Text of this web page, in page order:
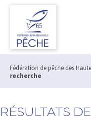
Fédération de pêche des
recherche
RÉSULTATS